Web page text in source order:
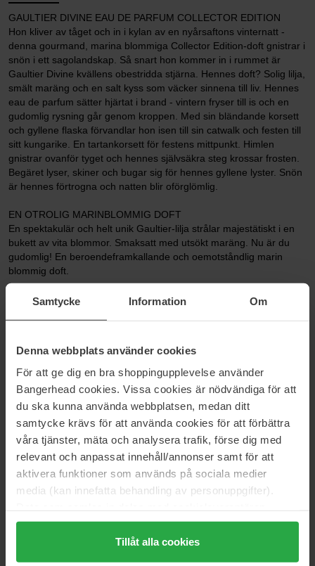
Samtycke Information Om
Denna webbplats använder cookies
För att ge dig en bra shoppingupplevelse använder
Bangerhead cookies. Vissa cookies är nödvändiga för att
du ska kunna använda webbplatsen, medan ditt
samtycke krävs för att använda cookies för att förbättra
våra tjänster, mäta och analysera trafik, förse dig med
relevant och anpassat innehåll/annonser samt för att
aktivera funktioner som används på sociala medier
media (kan innefatta behandling av personuppgifter).
Genom att trycka på "Tillåt alla cookies" accepterar du
alla cookies, medan du under "Detaljer" kan anpassa
användningen av cookies. Du kan när som helst återkalla
Tillåt alla cookies
GAULTIER DIVINE EAU DE PARFUM COLLECTOR EDITION
Hon kliver av tåget och in i kylan av en nyårsaftons vinternatt -
denna gourmand, marina blommiga Collector Edition-doft gnistrar i
snön i ett sagolandskap. Så snart hon kommer in i rummet är
Gaultier Divine kvällens obestridda stjärna. Hennes doft? Solig lilja,
smält maräng och en salt kyss som väcker sinnena till liv. Hennes
eau de parfum sätter hjärtat i brand - vintern fryser till is och en
gudomlig rysning går genom kroppen. Med sin bländande korsett
och gyllene flaska förvandlar hon isen till sin catwalk och festen till
sitt kungarike. En tartankorsett för festens mittpunkt. Himlen
gnistrar ovanför tyget och hennes självsäkra steg krossar frosten.
Begäret lyser, skiner och bugar sig för hennes gyllene lyster. Snön
är hennes förtrogna och natten blir oförglömlig.
EN OTROLIG MARINBLOMMIG DOFT
En spektakulär och helt unik Gaultier-lilja strålar majestätiskt i en
bukett av vita blommor. Smaksatt med utsökt maräng. Nu är du
gudomlig! En beroendeframkallande och oemotståndlig marin
blommig doft.
EN FESTIV OCH FLAMBOYANT BOTTLE
sensuella, flaskan för gyllene. Isen speglar henne, men snön vågar
inte komma nära. En värmebölja genom vinterns bitande kyla.
Storlek: 125 ml
Artikelnummer: 195007
Startsida
Parfym
Gaultier Divine Collector Edition